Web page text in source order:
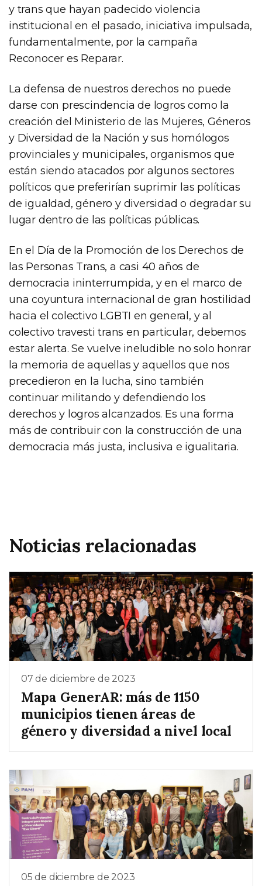
y trans que hayan padecido violencia
institucional en el pasado, iniciativa impulsada,
fundamentalmente, por la campaña
Reconocer es Reparar.
La defensa de nuestros derechos no puede
darse con prescindencia de logros como la
creación del Ministerio de las Mujeres, Géneros
y Diversidad de la Nación y sus homólogos
provinciales y municipales, organismos que
están siendo atacados por algunos sectores
políticos que preferirían suprimir las políticas
de igualdad, género y diversidad o degradar su
lugar dentro de las políticas públicas.
En el Día de la Promoción de los Derechos de
las Personas Trans, a casi 40 años de
democracia ininterrumpida, y en el marco de
una coyuntura internacional de gran hostilidad
hacia el colectivo LGBTI en general, y al
colectivo travesti trans en particular, debemos
estar alerta. Se vuelve ineludible no solo honrar
la memoria de aquellas y aquellos que nos
precedieron en la lucha, sino también
continuar militando y defendiendo los
derechos y logros alcanzados. Es una forma
más de contribuir con la construcción de una
democracia más justa, inclusiva e igualitaria.
Noticias relacionadas
07 de diciembre de 2023
Mapa GenerAR: más de 1150
municipios tienen áreas de
género y diversidad a nivel local
05 de diciembre de 2023